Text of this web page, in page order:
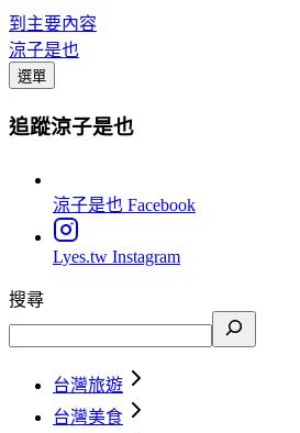
到主要內容
涼子是也
選單
追蹤涼子是也
涼子是也 Facebook
Lyes.tw Instagram
搜尋
台灣旅遊
台灣美食